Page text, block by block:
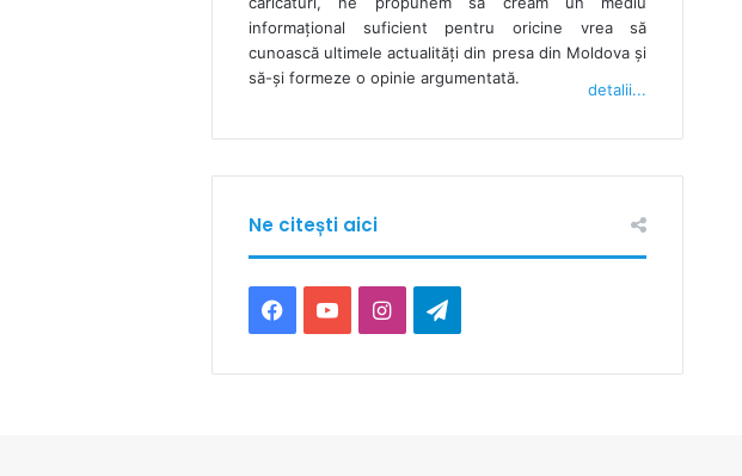
informaţional suficient pentru oricine vrea să
cunoască ultimele actualităţi din presa din Moldova şi
să-şi formeze o opinie argumentată.
detalii...
Ne citești aici
F
Y
I
T